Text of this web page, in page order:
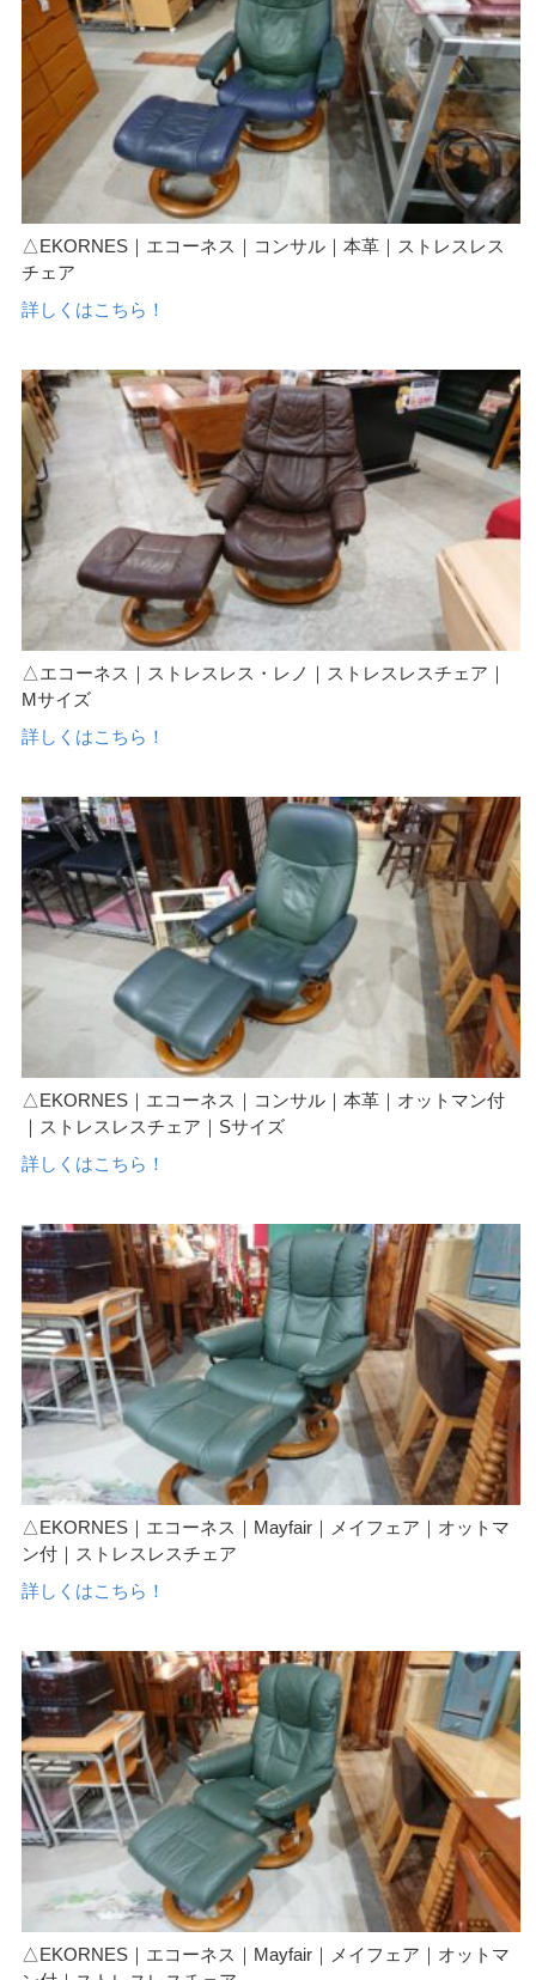
△EKORNES｜エコーネス｜コンサル｜本革｜ストレスレス
チェア
詳しくはこちら！
△エコーネス｜ストレスレス・レノ｜ストレスレスチェア｜
Mサイズ
詳しくはこちら！
△EKORNES｜エコーネス｜コンサル｜本革｜オットマン付
｜ストレスレスチェア｜Sサイズ
詳しくはこちら！
△EKORNES｜エコーネス｜Mayfair｜メイフェア｜オットマ
ン付｜ストレスレスチェア
詳しくはこちら！
△EKORNES｜エコーネス｜Mayfair｜メイフェア｜オットマ